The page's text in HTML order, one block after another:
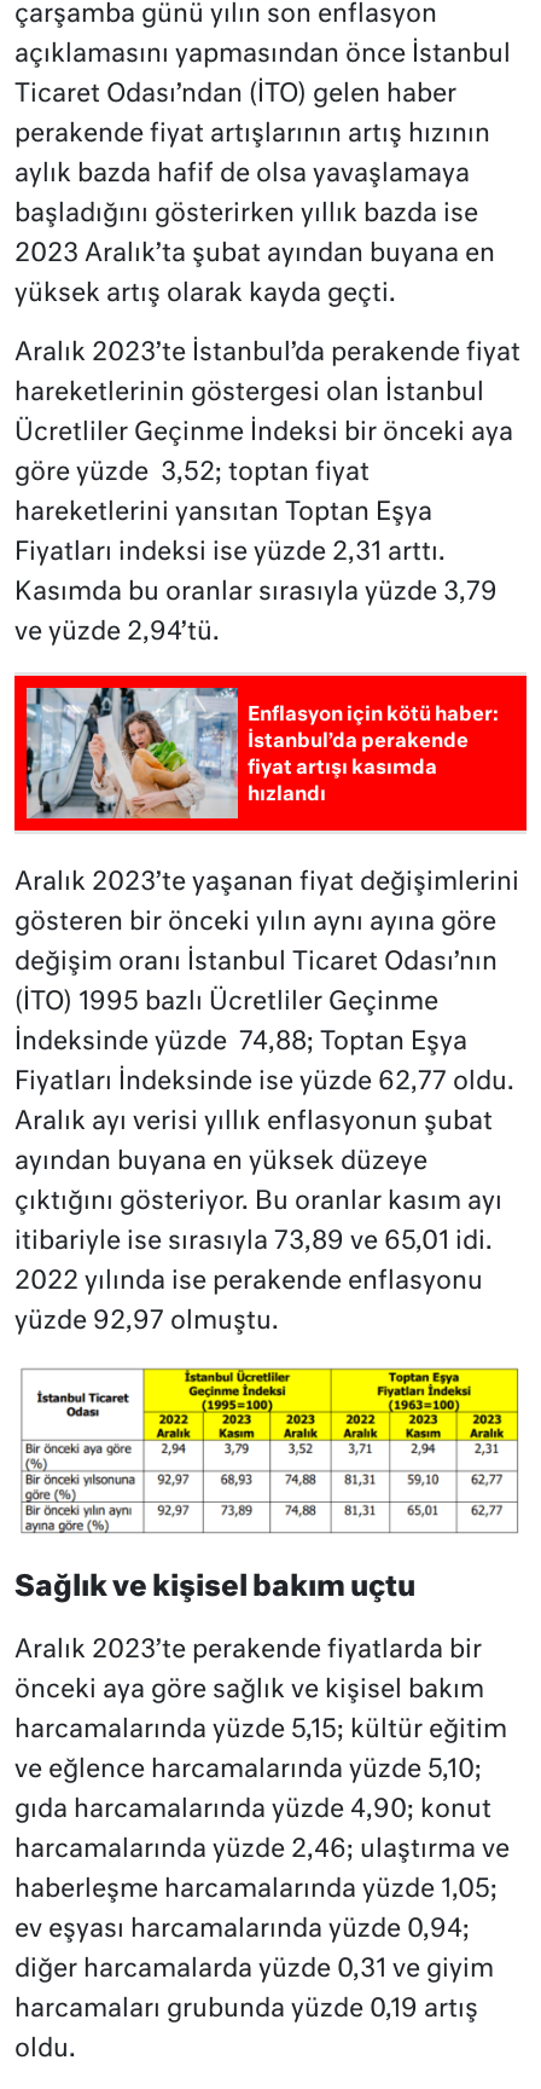
çarşamba günü yılın son enflasyon
açıklamasını yapmasından önce İstanbul
Ticaret Odası’ndan (İTO) gelen haber
perakende fiyat artışlarının artış hızının
aylık bazda hafif de olsa yavaşlamaya
başladığını gösterirken yıllık bazda ise
2023 Aralık’ta şubat ayından buyana en
yüksek artış olarak kayda geçti.
Aralık 2023’te İstanbul’da perakende fiyat
hareketlerinin göstergesi olan İstanbul
Ücretliler Geçinme İndeksi bir önceki aya
göre yüzde 3,52; toptan fiyat
hareketlerini yansıtan Toptan Eşya
Fiyatları indeksi ise yüzde 2,31 arttı.
Kasımda bu oranlar sırasıyla yüzde 3,79
ve yüzde 2,94’tü.
Enflasyon için kötü haber:
İstanbul’da perakende
fiyat artışı kasımda
hızlandı
Aralık 2023’te yaşanan fiyat değişimlerini
gösteren bir önceki yılın aynı ayına göre
değişim oranı İstanbul Ticaret Odası’nın
(İTO) 1995 bazlı Ücretliler Geçinme
İndeksinde yüzde 74,88; Toptan Eşya
Fiyatları İndeksinde ise yüzde 62,77 oldu.
Aralık ayı verisi yıllık enflasyonun şubat
ayından buyana en yüksek düzeye
çıktığını gösteriyor. Bu oranlar kasım ayı
itibariyle ise sırasıyla 73,89 ve 65,01 idi.
2022 yılında ise perakende enflasyonu
yüzde 92,97 olmuştu.
Sağlık ve kişisel bakım uçtu
Aralık 2023’te perakende fiyatlarda bir
önceki aya göre sağlık ve kişisel bakım
harcamalarında yüzde 5,15; kültür eğitim
ve eğlence harcamalarında yüzde 5,10;
gıda harcamalarında yüzde 4,90; konut
harcamalarında yüzde 2,46; ulaştırma ve
haberleşme harcamalarında yüzde 1,05;
ev eşyası harcamalarında yüzde 0,94;
diğer harcamalarda yüzde 0,31 ve giyim
harcamaları grubunda yüzde 0,19 artış
oldu.